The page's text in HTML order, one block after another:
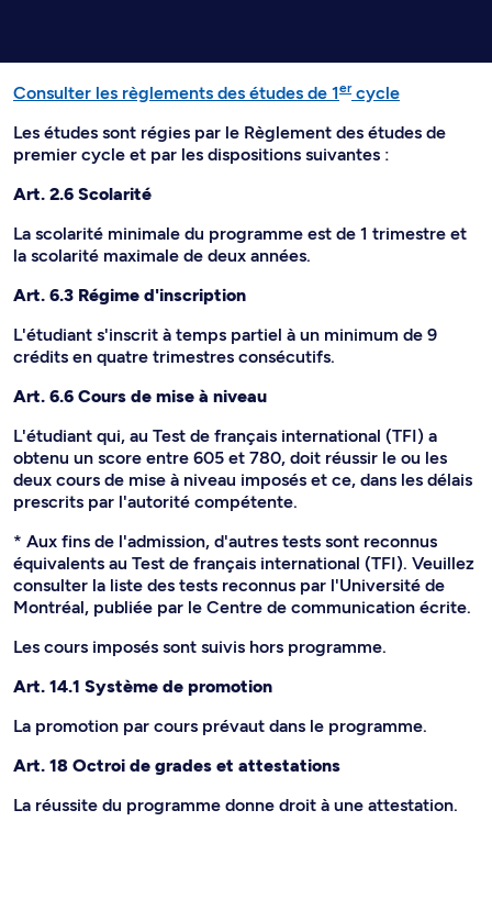
Consulter les règlements des études de 1ercycle
Les études sont régies par le Règlement des études de
premier cycle et par les dispositions suivantes :
Art. 2.6 Scolarité
La scolarité minimale du programme est de 1 trimestre et
la scolarité maximale de deux années.
Art. 6.3 Régime d'inscription
L'étudiant s'inscrit à temps partiel à un minimum de 9
crédits en quatre trimestres consécutifs.
Art. 6.6 Cours de mise à niveau
L'étudiant qui, au Test de français international (TFI) a
obtenu un score entre 605 et 780, doit réussir le ou les
deux cours de mise à niveau imposés et ce, dans les délais
prescrits par l'autorité compétente.
* Aux fins de l'admission, d'autres tests sont reconnus
équivalents au Test de français international (TFI). Veuillez
consulter la liste des tests reconnus par l'Université de
Montréal, publiée par le Centre de communication écrite.
Les cours imposés sont suivis hors programme.
Art. 14.1 Système de promotion
La promotion par cours prévaut dans le programme.
Art. 18 Octroi de grades et attestations
La réussite du programme donne droit à une attestation.